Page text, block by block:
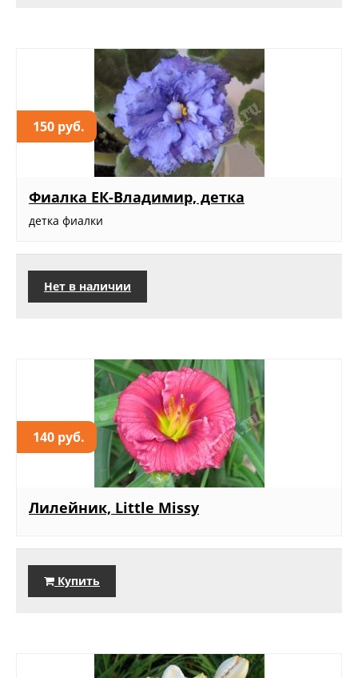
150 руб.
Фиалка ЕК-Владимир, детка
детка фиалки
Нет в наличии
140 руб.
Лилейник, Little Missy
Купить